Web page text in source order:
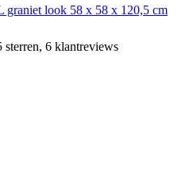
graniet look 58 x 58 x 120,5 cm
sterren, 6 klantreviews